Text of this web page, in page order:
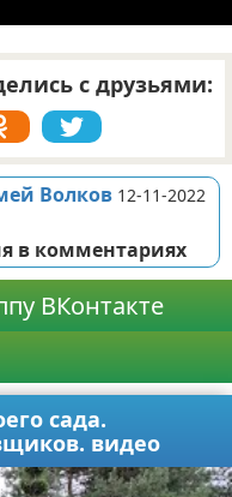
с друзьями:
Волков 12-11-2022
в комментариях
ВКонтакте
сада.
видео